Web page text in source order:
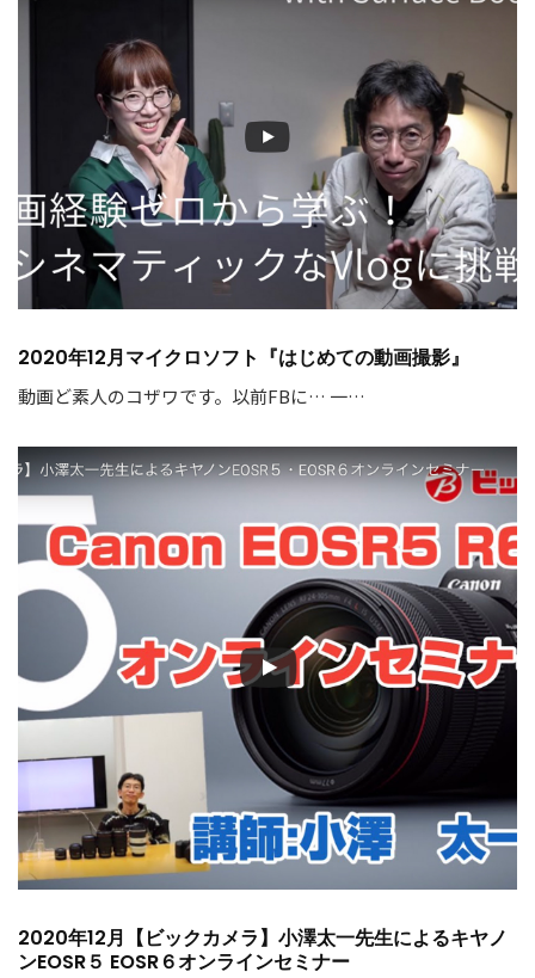
2020年12月マイクロソフト『はじめての動画撮影』
動画ど素人のコザワです。以前FBに… 一…
2020年12月【ビックカメラ】小澤太一先生によるキヤノ
ンEOSR５ EOSR６オンラインセミナー